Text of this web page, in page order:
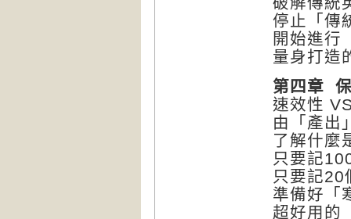
停止「傳
開始進行
量身打造
第四章
速效性
由「產出
了解什麼
只要記
只要記20
準備好「
超好用的